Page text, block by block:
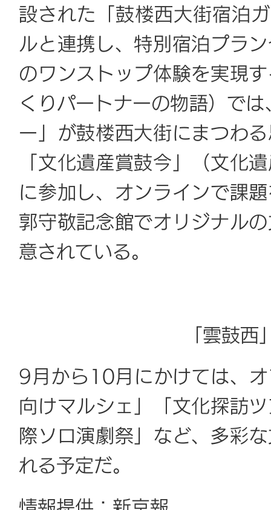
設された「鼓楼西大街宿泊
ルと連携し、特別宿泊プラ
のワンストップ体験を実現
くりパートナーの物語）で
ー」が鼓楼西大街にまつわ
「文化遺産賞鼓今」（文化
に参加し、オンラインで課
郭守敬記念館でオリジナル
意されている。
「雲鼓
9月から10月にかけては、
向けマルシェ」「文化探訪
際ソロ演劇祭」など、多彩
れる予定だ。